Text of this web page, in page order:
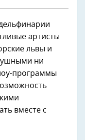
артисты
львы и
ни
программы
вместе с